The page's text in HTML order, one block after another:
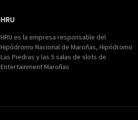
HRU
HRU es la empresa responsable del
Hipódromo Nacional de Maroñas, Hipódromo
Las Piedras y las 5 salas de slots de
Entertainment Maroñas